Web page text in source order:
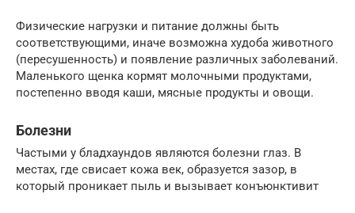
Физические нагрузки и питание должны быть
соответствующими, иначе возможна худоба животного
(пересушенность) и появление различных заболеваний.
Маленького щенка кормят молочными продуктами,
постепенно вводя каши, мясные продукты и овощи.
Болезни
Частыми у бладхаундов являются болезни глаз. В
местах, где свисает кожа век, образуется зазор, в
который проникает пыль и вызывает конъюнктивит